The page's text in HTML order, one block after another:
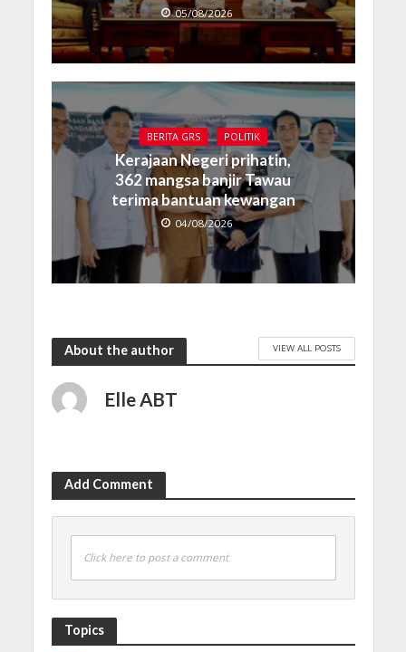
05/08/2026
BERITA GRS POLITIK
Kerajaan Negeri prihatin,
362 mangsa banjir Tawau
terima bantuan kewangan
04/08/2026
About the author VIEW ALL POSTS
Elle ABT
Add Comment
Click here to post a comment
Topics